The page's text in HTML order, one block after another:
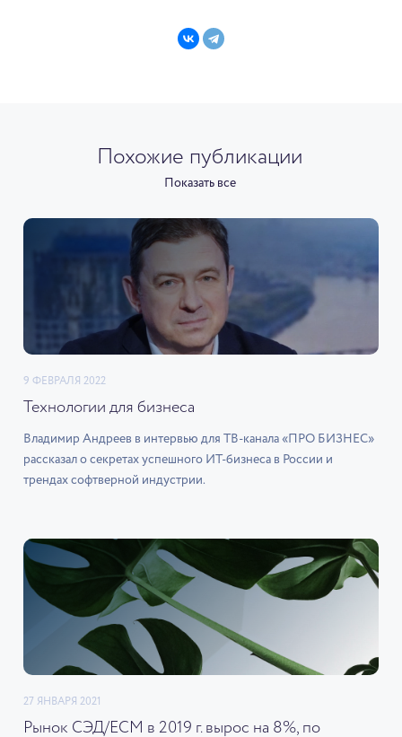
Похожие публикации
Показать все
9 ФЕВРАЛЯ 2022
Технологии для бизнеса
Владимир Андреев в интервью для ТВ-канала «ПРО БИЗНЕС»
рассказал о секретах успешного ИТ-бизнеса в России и
трендах софтверной индустрии.
27 ЯНВАРЯ 2021
Рынок СЭД/ECM в 2019 г. вырос на 8%, по